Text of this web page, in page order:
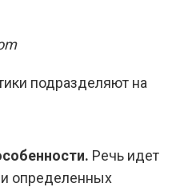
подразделяют на
Речь идет
определенных